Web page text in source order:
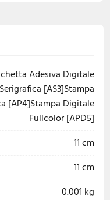
Adesiva Digitale
[AS3]Stampa
[AP4]Stampa Digitale
Fullcolor [APD5]
11 cm
11 cm
0.001 kg